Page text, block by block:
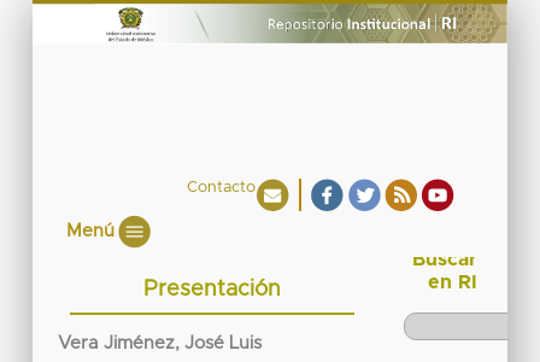
Contacto
Menú
Presentación
Vera Jiménez, José Luis
Buscar
en RI